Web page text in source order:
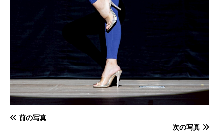
前の写真
次の写真